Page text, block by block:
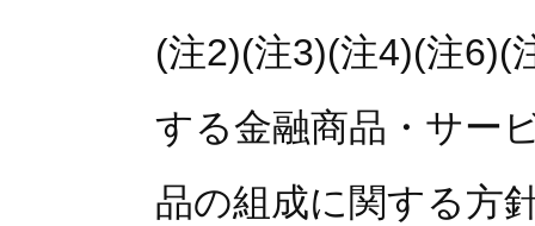
(注2)(注3)(注4)(注6)(
する金融商品・サー
品の組成に関する方